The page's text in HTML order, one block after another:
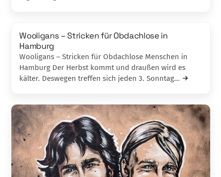
Wooligans – Stricken für Obdachlose in
Hamburg
Wooligans – Stricken für Obdachlose Menschen in
Hamburg Der Herbst kommt und draußen wird es
kälter. Deswegen treffen sich jeden 3. Sonntag…